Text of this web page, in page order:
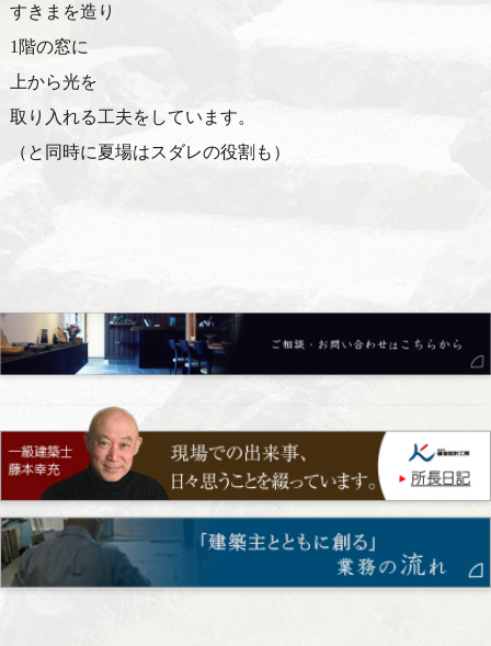
すきまを造り
1階の窓に
上から光を
取り入れる工夫をしています。
（と同時に夏場はスダレの役割も）